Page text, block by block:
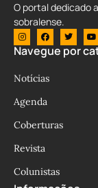
O portal dedicado
sobralense.
Navegue por
Notícias
Agenda
Coberturas
Revista
Colunistas